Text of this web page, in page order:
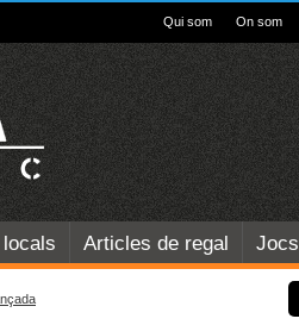
Qui som On som
Articles de regal Jocs